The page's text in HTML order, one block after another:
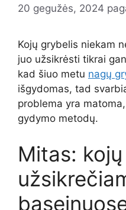
20 gegužės, 2024
Kojų grybelis niekam
juo užsikrėsti tikrai
kad šiuo metu nagų
išgydomas, tad
problema yra
gydymo metodų.
Mitas: